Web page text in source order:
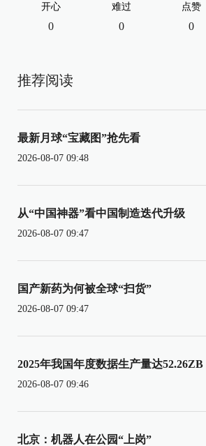
开心
0
难过
0
点赞
0
推荐阅读
最新月球“宝藏图”抢先看
2026-08-07 09:48
从“中国神器”看中国制造迭代升级
2026-08-07 09:47
国产新药为何被全球“扫货”
2026-08-07 09:47
2025年我国年度数据生产量达52.26ZB
2026-08-07 09:46
北京：机器人在公园“上岗”